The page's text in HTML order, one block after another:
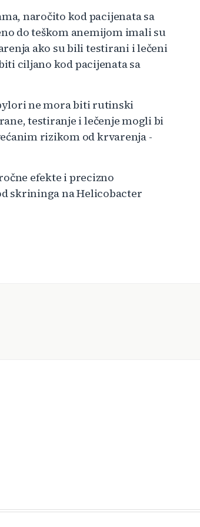
naročito kod pacijenata sa
do teškom anemijom imali su
ako su bili testirani i lečeni
ciljano kod pacijenata sa
ne mora biti rutinski
testiranje i lečenje mogli bi
rizikom od krvarenja -
efekte i precizno
skrininga na Helicobacter